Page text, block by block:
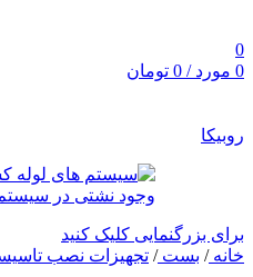
0
0 مورد /
0 تومان
روبیکا
برای بزرگنمایی کلیک کنید
خانه/ بست/ تجهیزات نصب